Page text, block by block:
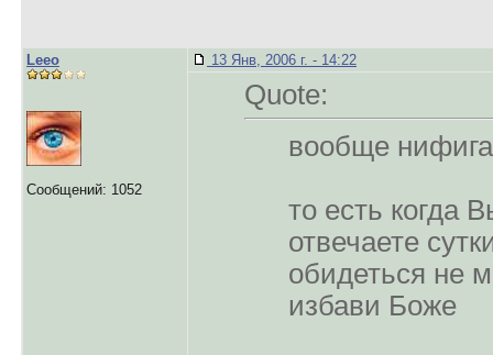
Leeo
Сообщений: 1052
13 Янв, 2006 г. - 14:22
Quote:
вообще
то есть когда
отвечаете
обидеться не
избави Боже